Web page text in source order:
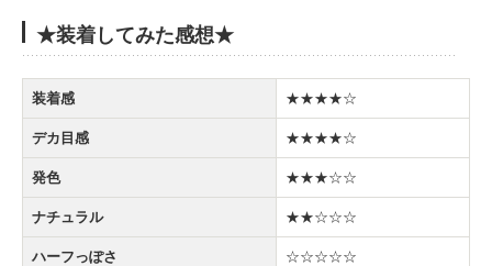
★装着してみた感想★
装着感 ★★★★☆
デカ目感 ★★★★☆
発色 ★★★☆☆
ナチュラル ★★☆☆☆
ハーフっぽさ ☆☆☆☆☆